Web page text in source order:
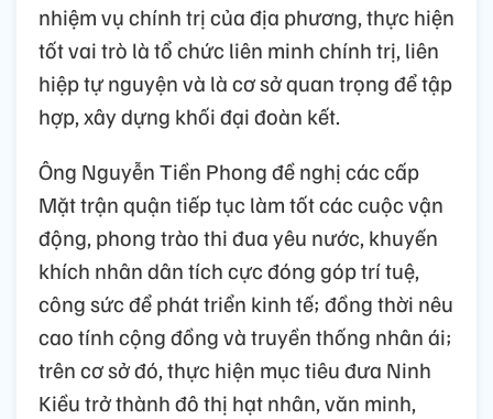
nhiệm vụ chính trị của địa phương, thực hiện
tốt vai trò là tổ chức liên minh chính trị, liên
hiệp tự nguyện và là cơ sở quan trọng để tập
hợp, xây dựng khối đại đoàn kết.
Ông Nguyễn Tiền Phong đề nghị các cấp
Mặt trận quận tiếp tục làm tốt các cuộc vận
động, phong trào thi đua yêu nước, khuyến
khích nhân dân tích cực đóng góp trí tuệ,
công sức để phát triển kinh tế; đồng thời nêu
cao tính cộng đồng và truyền thống nhân ái;
trên cơ sở đó, thực hiện mục tiêu đưa Ninh
Kiều trở thành đô thị hạt nhân, văn minh,